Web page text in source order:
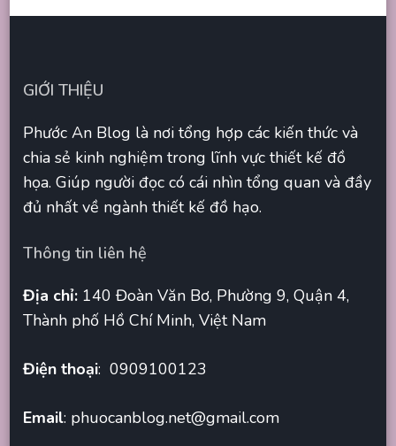
GIỚI THIỆU
Phước An Blog là nơi tổng hợp các kiến thức và
chia sẻ kinh nghiệm trong lĩnh vực thiết kế đồ
họa. Giúp người đọc có cái nhìn tổng quan và đầy
đủ nhất về ngành thiết kế đồ hạo.
Thông tin liên hệ
Địa chỉ: 140 Đoàn Văn Bơ, Phường 9, Quận 4,
Thành phố Hồ Chí Minh, Việt Nam
Điện thoại: 0909100123
Email: phuocanblog.net@gmail.com